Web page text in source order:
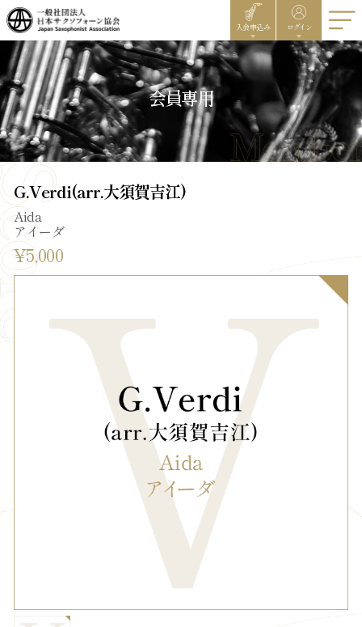
入会申込み ログイン
会員専用
G.Verdi(arr.大須賀吉江)
Aida
アイーダ
¥5,000